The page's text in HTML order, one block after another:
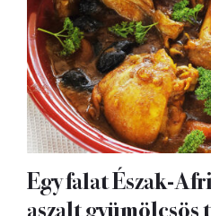
Egy falat Észak-
aszalt gyümölcsös